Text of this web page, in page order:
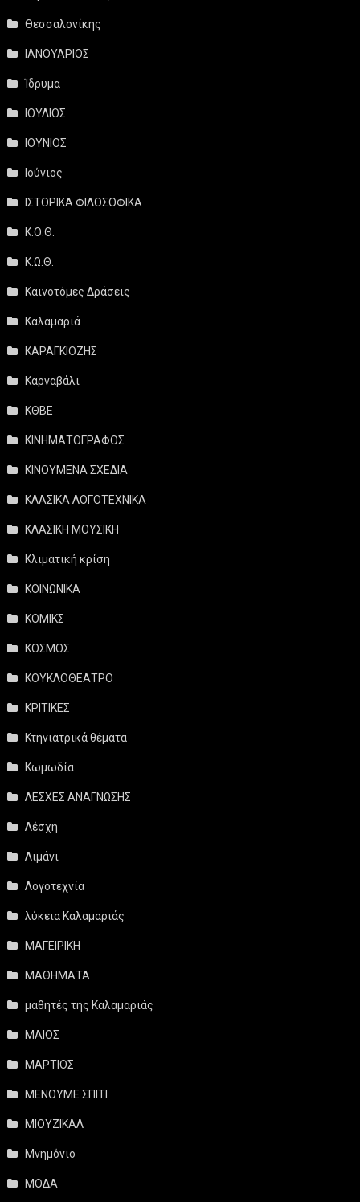
Θεσσαλονίκης
ΙΑΝΟΥΑΡΙΟΣ
Ίδρυμα
ΙΟΥΛΙΟΣ
ΙΟΥΝΙΟΣ
Ιούνιος
ΙΣΤΟΡΙΚΑ ΦΙΛΟΣΟΦΙΚΑ
Κ.Ο.Θ.
Κ.Ω.Θ.
Καινοτόμες Δράσεις
Καλαμαριά
ΚΑΡΑΓΚΙΟΖΗΣ
Καρναβάλι
ΚΘΒΕ
ΚΙΝΗΜΑΤΟΓΡΑΦΟΣ
ΚΙΝΟΥΜΕΝΑ ΣΧΕΔΙΑ
ΚΛΑΣΙΚΑ ΛΟΓΟΤΕΧΝΙΚΑ
ΚΛΑΣΙΚΗ ΜΟΥΣΙΚΗ
Κλιματική κρίση
ΚΟΙΝΩΝΙΚΑ
ΚΟΜΙΚΣ
ΚΟΣΜΟΣ
ΚΟΥΚΛΟΘΕΑΤΡΟ
ΚΡΙΤΙΚΕΣ
Κτηνιατρικά θέματα
Κωμωδία
ΛΕΣΧΕΣ ΑΝΑΓΝΩΣΗΣ
Λέσχη
Λιμάνι
Λογοτεχνία
λύκεια Καλαμαριάς
ΜΑΓΕΙΡΙΚΗ
ΜΑΘΗΜΑΤΑ
μαθητές της Καλαμαριάς
ΜΑΙΟΣ
ΜΑΡΤΙΟΣ
ΜΕΝΟΥΜΕ ΣΠΙΤΙ
ΜΙΟΥΖΙΚΑΛ
Μνημόνιο
ΜΟΔΑ